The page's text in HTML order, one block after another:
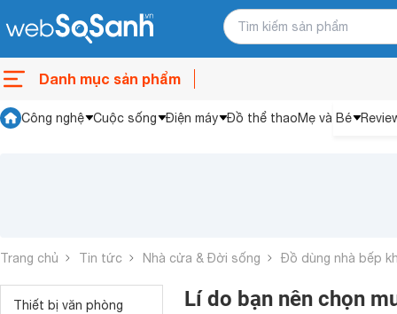
Danh mục sản phẩm
Công nghệ Cuộc sống Điện máy Đồ thể thaoMẹ và Bé
Trang chủ Tin tức Nhà cửa & Đời sống Đồ dùng nhà bếp
Thiết bị văn phòng
Lí do bạn nên chọn